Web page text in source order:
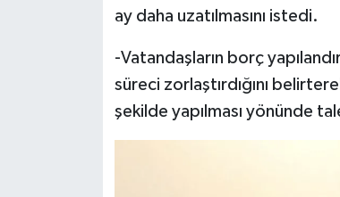
ay daha uzatılmasını istedi.
-Vatandaşların borç
süreci zorlaştırdığını
şekilde yapılması yönünde